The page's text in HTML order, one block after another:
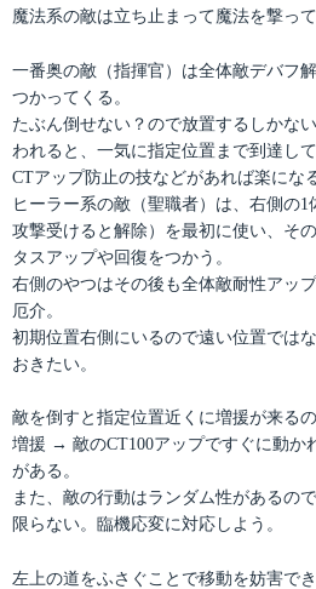
魔法系の敵は立ち止まって魔法を撃っ
一番奥の敵（指揮官）は全体敵デバフ
つかってくる。
たぶん倒せない？ので放置するしかな
われると、一気に指定位置まで到達し
CTアップ防止の技などがあれば楽にな
ヒーラー系の敵（聖職者）は、右側の1
攻撃受けると解除）を最初に使い、そ
タスアップや回復をつかう。
右側のやつはその後も全体敵耐性アッ
厄介。
初期位置右側にいるので遠い位置では
おきたい。
敵を倒すと指定位置近くに増援が来る
増援 → 敵のCT100アップですぐに動か
がある。
また、敵の行動はランダム性があるの
限らない。臨機応変に対応しよう。
左上の道をふさぐことで移動を妨害で